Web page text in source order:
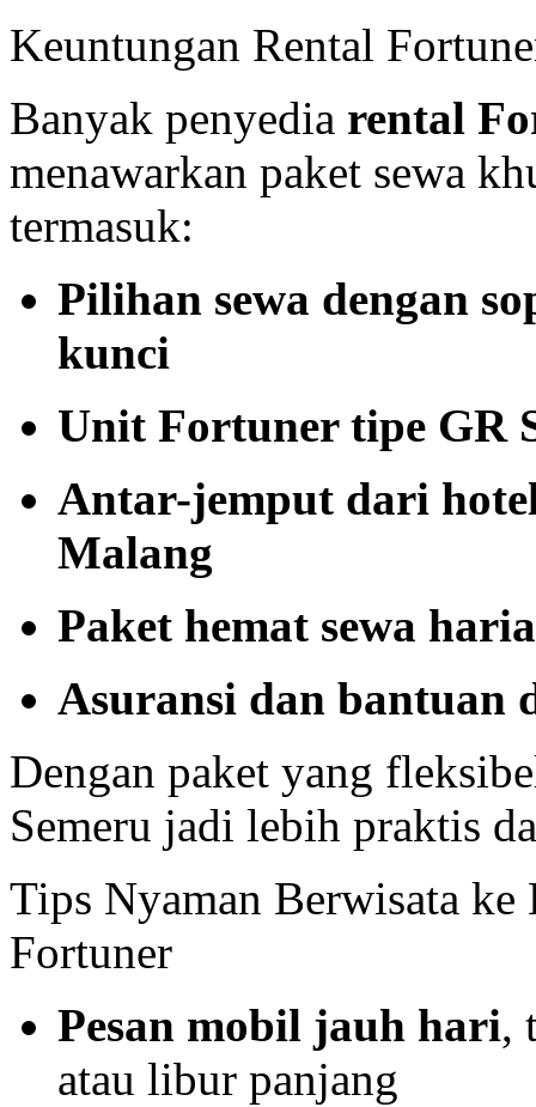
Keuntungan Rental
Banyak penyedia rental
menawarkan paket sewa
termasuk:
Pilihan sewa dengan
kunci
Unit Fortuner tipe GR
Antar-jemput dari
Malang
Paket hemat sewa
Asuransi dan bantuan
Dengan paket yang
Semeru jadi lebih praktis
Tips Nyaman Berwisata ke
Fortuner
Pesan mobil jauh hari,
atau libur panjang